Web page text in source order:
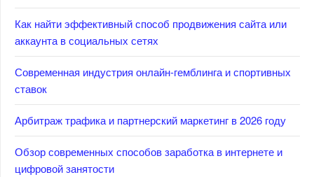
Как найти эффективный способ продвижения сайта или
аккаунта в социальных сетях
Современная индустрия онлайн-гемблинга и спортивных
ставок
Арбитраж трафика и партнерский маркетинг в 2026 году
Обзор современных способов заработка в интернете и
цифровой занятости